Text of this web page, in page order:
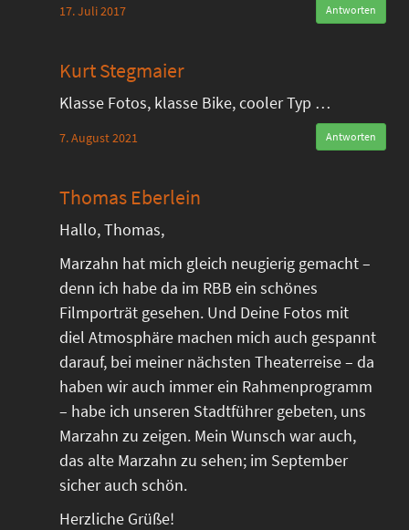
17. Juli 2017 Antworten
Kurt Stegmaier
Klasse Fotos, klasse Bike, cooler Typ …
7. August 2021 Antworten
Thomas Eberlein
Hallo, Thomas,
Marzahn hat mich gleich neugierig gemacht –
denn ich habe da im RBB ein schönes
Filmporträt gesehen. Und Deine Fotos mit
diel Atmosphäre machen mich auch gespannt
darauf, bei meiner nächsten Theaterreise – da
haben wir auch immer ein Rahmenprogramm
– habe ich unseren Stadtführer gebeten, uns
Marzahn zu zeigen. Mein Wunsch war auch,
das alte Marzahn zu sehen; im September
sicher auch schön.
Herzliche Grüße!